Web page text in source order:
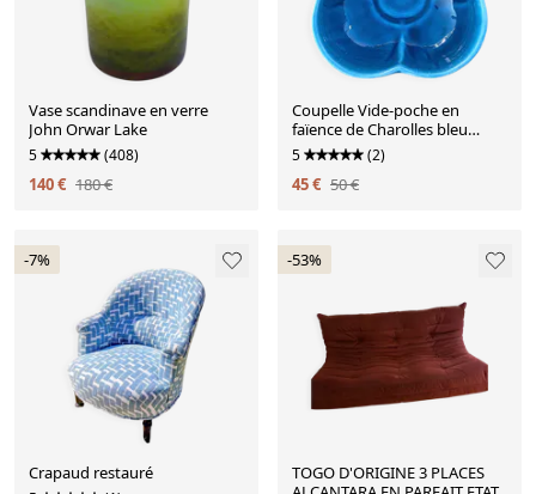
Vase scandinave en verre
John Orwar Lake
5 (408)
140 € 180 €
Coupelle Vide-poche en
faïence de Charolles bleu
turquoise craquelé
5 (2)
45 € 50 €
-7%
Crapaud restauré
-53%
TOGO D'ORIGINE 3 PLACES